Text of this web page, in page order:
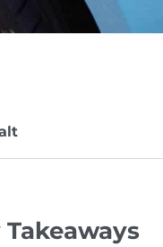
Takeaways